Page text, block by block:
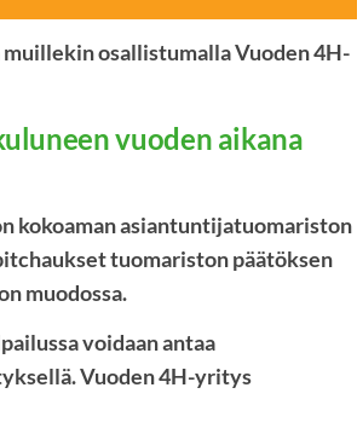
osallistumalla Vuoden 4H-
vuoden aikana
kokoaman asiantuntijatuomariston
tuomariston päätöksen
muodossa.
voidaan antaa
Vuoden 4H-yritys